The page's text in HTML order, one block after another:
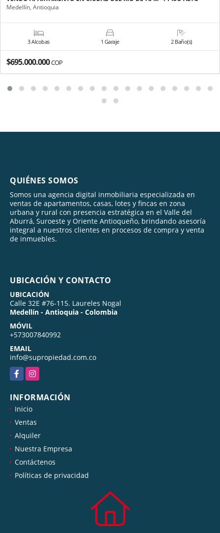
Medellín, Antioquia
3 Alcobas 1 Garaje 2 Baño(s)
$695.000.000COP
QUIÉNES SOMOS
Somos una agencia digital inmobiliaria especializada en
ventas de apartamentos, casas, lotes y fincas en zona
urbana y rural con presencia estratégica en el Valle del
Aburrá, Suroeste y Oriente Antioqueño, brindando asesoría
integral a nuestros clientes en procesos de compra y venta
de inmuebles.
UBICACIÓN Y CONTACTO
UBICACIÓN
Calle 32E #76-115. Laureles Nogal
Medellín - Antioquia - Colombia
MÓVIL
+573007840992
EMAIL
info@supropiedad.com.co
FacebookInstagram
INFORMACIÓN
Inicio
Ventas
Alquiler
Nuestra Empresa
Contáctenos
Políticas de privacidad